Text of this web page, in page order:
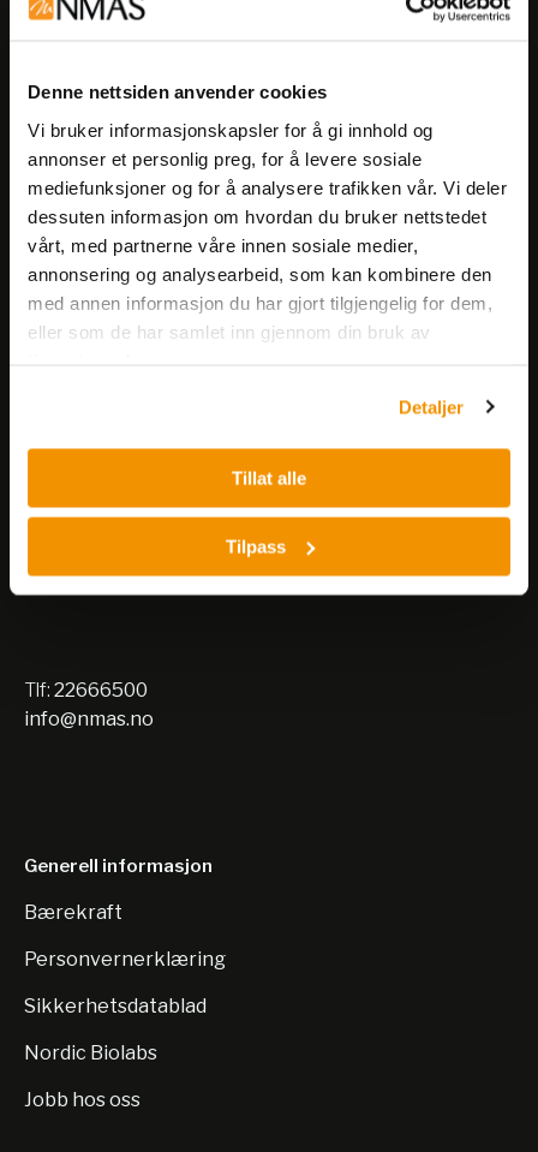
Denne nettsiden anvender cookies
Vi bruker informasjonskapsler for å gi innhold og
annonser et personlig preg, for å levere sosiale
mediefunksjoner og for å analysere trafikken vår. Vi deler
dessuten informasjon om hvordan du bruker nettstedet
vårt, med partnerne våre innen sosiale medier,
annonsering og analysearbeid, som kan kombinere den
med annen informasjon du har gjort tilgjengelig for dem,
eller som de har samlet inn gjennom din bruk av
Detaljer
Tillat alle
Tilpass
Få informasjon om produkter,
Meld på nyhetsbrev
0667 OSLO
Lager:
0667 OSLO
Tlf: 22666500
info@nmas.no
Generell informasjon
Bærekraft
Personvernerklæring
Sikkerhetsdatablad
Nordic Biolabs
Jobb hos oss